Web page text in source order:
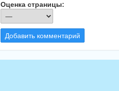
Оценка страницы:
Добавить комментарий